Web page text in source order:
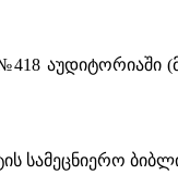
აუდიტორიაში
სამეცნიერო